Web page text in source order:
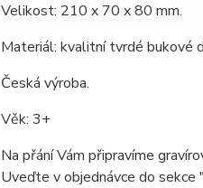
Velikost: 210 x 70 x 80 mm.
Materiál: kvalitní tvrdé bukové
Česká výroba.
Věk: 3+
Na přání Vám připravíme
Uveďte v objednávce do sekce